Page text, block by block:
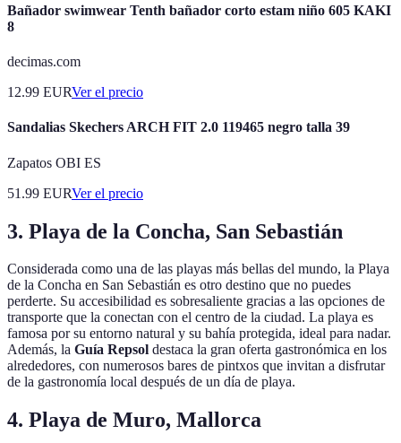
Bañador swimwear Tenth bañador corto estam niño 605 KAKI
8
decimas.com
12.99 EURVer el precio
Sandalias Skechers ARCH FIT 2.0 119465 negro talla 39
Zapatos OBI ES
51.99 EURVer el precio
3. Playa de la Concha, San Sebastián
Considerada como una de las playas más bellas del mundo, la Playa
de la Concha en San Sebastián es otro destino que no puedes
perderte. Su accesibilidad es sobresaliente gracias a las opciones de
transporte que la conectan con el centro de la ciudad. La playa es
famosa por su entorno natural y su bahía protegida, ideal para nadar.
Además, la Guía Repsol destaca la gran oferta gastronómica en los
alrededores, con numerosos bares de pintxos que invitan a disfrutar
de la gastronomía local después de un día de playa.
4. Playa de Muro, Mallorca